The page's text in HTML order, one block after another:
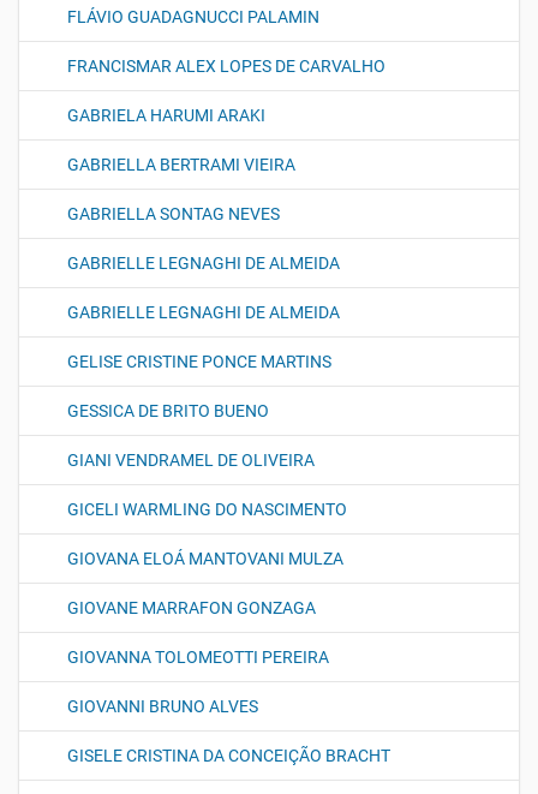
FLÁVIO GUADAGNUCCI PALAMIN
FRANCISMAR ALEX LOPES DE CARVALHO
GABRIELA HARUMI ARAKI
GABRIELLA BERTRAMI VIEIRA
GABRIELLA SONTAG NEVES
GABRIELLE LEGNAGHI DE ALMEIDA
GABRIELLE LEGNAGHI DE ALMEIDA
GELISE CRISTINE PONCE MARTINS
GESSICA DE BRITO BUENO
GIANI VENDRAMEL DE OLIVEIRA
GICELI WARMLING DO NASCIMENTO
GIOVANA ELOÁ MANTOVANI MULZA
GIOVANE MARRAFON GONZAGA
GIOVANNA TOLOMEOTTI PEREIRA
GIOVANNI BRUNO ALVES
GISELE CRISTINA DA CONCEIÇÃO BRACHT